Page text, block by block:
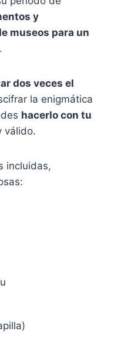
y
museos para un
.
dos veces el
la enigmática
hacerlo con tu
válido.
incluidas,